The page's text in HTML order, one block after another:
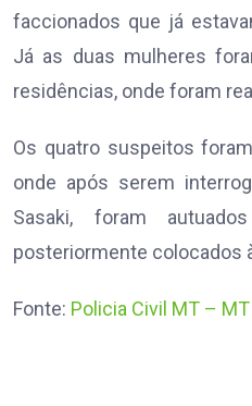
faccionados que já
Já as duas mulheres
residências, onde foram
Os quatro suspeitos
onde após serem
Sasaki, foram
posteriormente colocados
Fonte: Policia Civil MT – MT